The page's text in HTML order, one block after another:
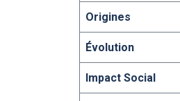
Origines
Évolution
Impact Social